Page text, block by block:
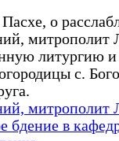
о
митрополит
литургию
с.
митрополит
бдение в